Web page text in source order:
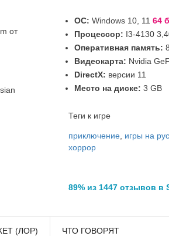
от
ОС: Windows 10, 11 64
Процессор: I3-4130
Оперативная память:
Видеокарта: Nvidia
DirectX: версии 11
Место на диске: 3 GB
Теги к игре
приключение, игры на
хоррор
89% из 1447 отзывов в
(ЛОР) ЧТО ГОВОРЯТ